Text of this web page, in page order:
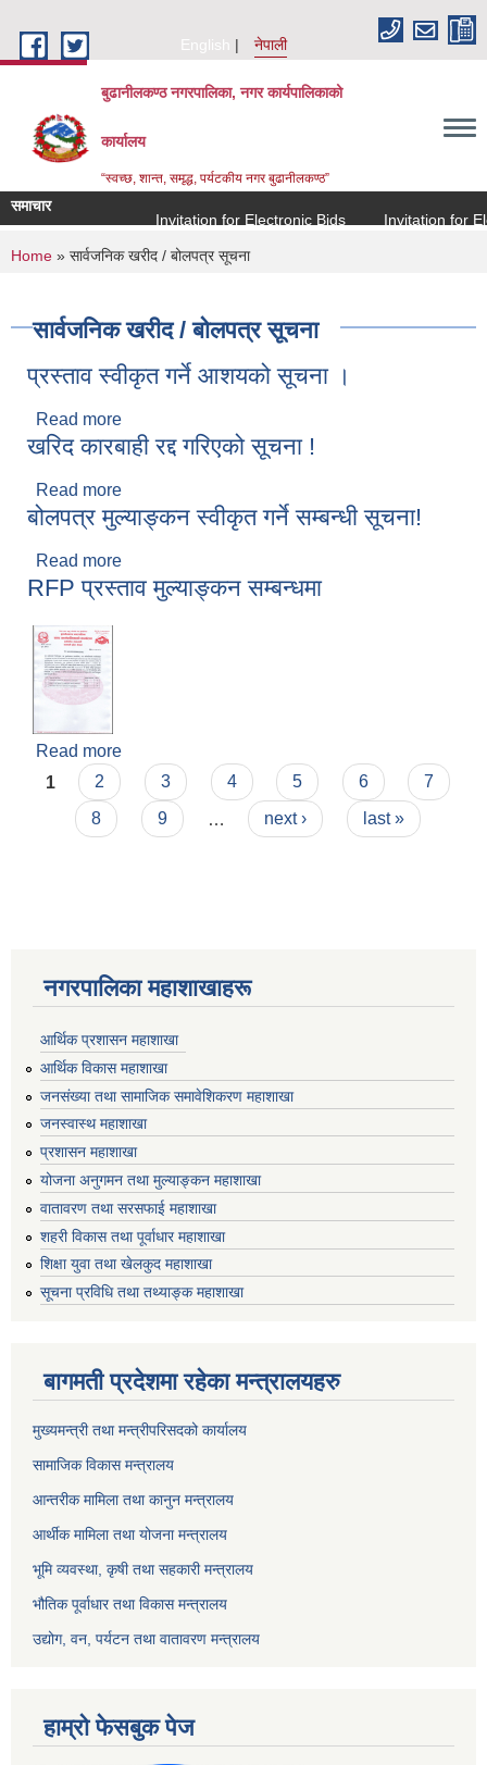
English
नेपाली
बुढानीलकण्ठ नगरपालिका, नगर कार्यपालिकाको
कार्यालय
“स्वच्छ, शान्त, समृद्ध, पर्यटकीय नगर बुढानीलकण्ठ”
समाचार
Invitation for Electronic Bids
Invitation for
You are here
Home » सार्वजनिक खरीद / बोलपत्र सूचना
सार्वजनिक खरीद / बोलपत्र सूचना
प्रस्ताव स्वीकृत गर्ने आशयको सूचना ।
Read more
खरिद कारबाही रद्द गरिएको सूचना !
Read more
बोलपत्र मुल्याङ्कन स्वीकृत गर्ने सम्बन्धी सूचना!
Read more
RFP प्रस्ताव मुल्याङ्कन सम्बन्धमा
Read more
Pages
1 2 3 4 5 6
7
8
9 next › last »
नगरपालिका महाशाखाहरू
आर्थिक प्रशासन महाशाखा
आर्थिक विकास महाशाखा
जनसंख्या तथा सामाजिक समावेशिकरण महाशाखा
जनस्वास्थ महाशाखा
प्रशासन महाशाखा
योजना अनुगमन तथा मुल्याङ्कन महाशाखा
वातावरण तथा सरसफाई महाशाखा
शहरी विकास तथा पूर्वाधार महाशाखा
शिक्षा युवा तथा खेलकुद महाशाखा
सूचना प्रविधि तथा तथ्याङ्क महाशाखा
बागमती प्रदेशमा रहेका मन्त्रालयहरु
मुख्यमन्त्री तथा मन्त्रीपरिसदको कार्यालय
सामाजिक विकास मन्त्रालय
आन्तरीक मामिला तथा कानुन मन्त्रालय
आर्थीक मामिला तथा योजना मन्त्रालय
भूमि व्यवस्था, कृषी तथा सहकारी मन्त्रालय
भौतिक पूर्वाधार तथा विकास मन्त्रालय
उद्योग, वन, पर्यटन तथा वातावरण मन्त्रालय
हाम्रो फेसबुक पेज